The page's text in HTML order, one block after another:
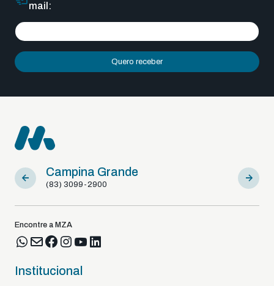
mail:
Quero receber
Campina Grande
(83) 3099-2900
Sousa
(83)
Encontre a MZA
Institucional